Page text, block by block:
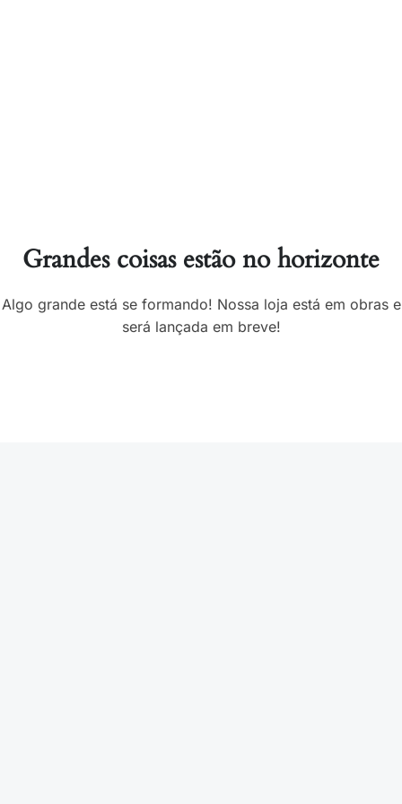
Grandes coisas estão no horizonte
Algo grande está se formando! Nossa loja está em obras e
será lançada em breve!